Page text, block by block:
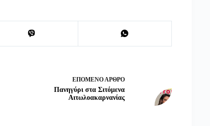
ΕΠΌΜΕΝΟΆΡΘΡΟ
Πανηγύρι στα Σιτόμενα
Αιτωλοακαρνανίας